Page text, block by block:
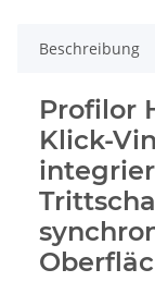
Beschreibung
Profilor
Klick-